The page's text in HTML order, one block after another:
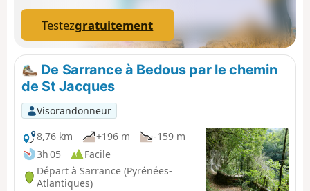
Testezgratuitement
De Sarrance à Bedous par le chemin
de St Jacques
Visorandonneur
8,76 km
+196 m
-159 m
3h 05
Facile
Départ à Sarrance (Pyrénées-
Atlantiques)